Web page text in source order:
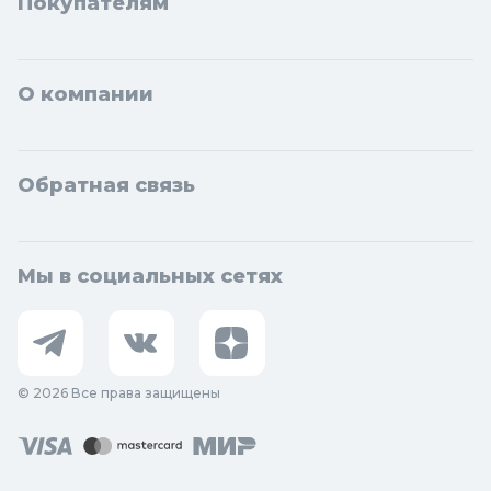
О компании
Обратная связь
Мы в социальных сетях
© 2026 Все права защищены